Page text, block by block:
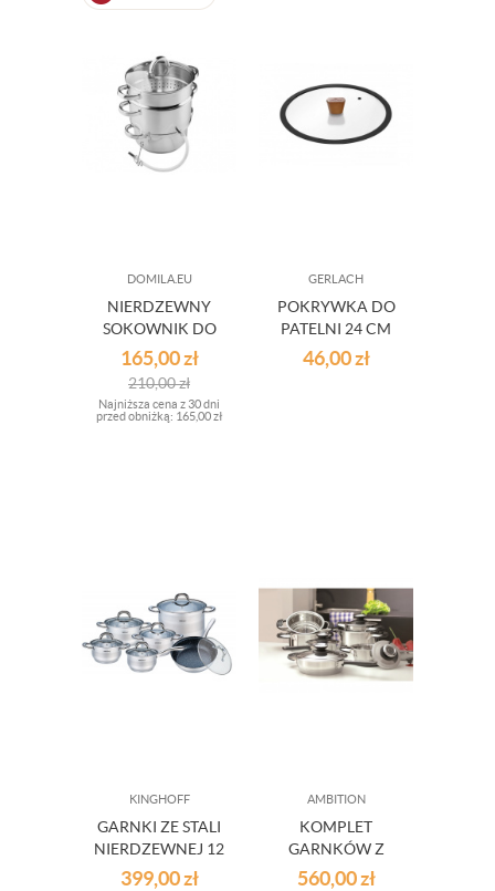
DOMILA.EU
NIERDZEWNY
SOKOWNIK DO
OWOCÓW 5L
165,00zł
210,00zł
Najniższa cena z 30 dni
przed obniżką: 165,00 zł
GERLACH
POKRYWKA DO
PATELNI 24 CM
NATURE
GERLACH
46,00zł
KINGHOFF
GARNKI ZE STALI
NIERDZEWNEJ 12
EL. KINGHOFF
399,00zł
AMBITION
KOMPLET
GARNKÓW Z
TERMOMETRAMI
560,00zł